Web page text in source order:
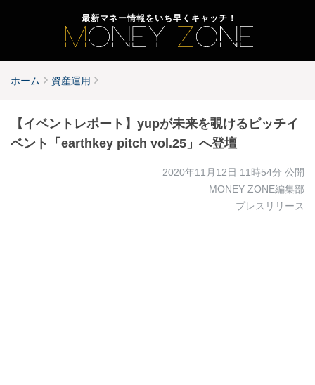
最新マネー情報をいち早くキャッチ！
ホーム 資産運用
【イベントレポート】yupが未来を覗けるピッチイ
ベント「earthkey pitch vol.25」へ登壇
2020年11月12日 11時54分 公開
MONEY ZONE編集部
プレスリリース